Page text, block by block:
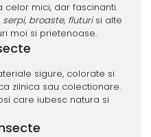
mici, dar fascinanti.
broaste, fluturisi alte
moi si prietenoase.
sigure, colorate si
zilnica sau colectionare.
care iubesc natura si